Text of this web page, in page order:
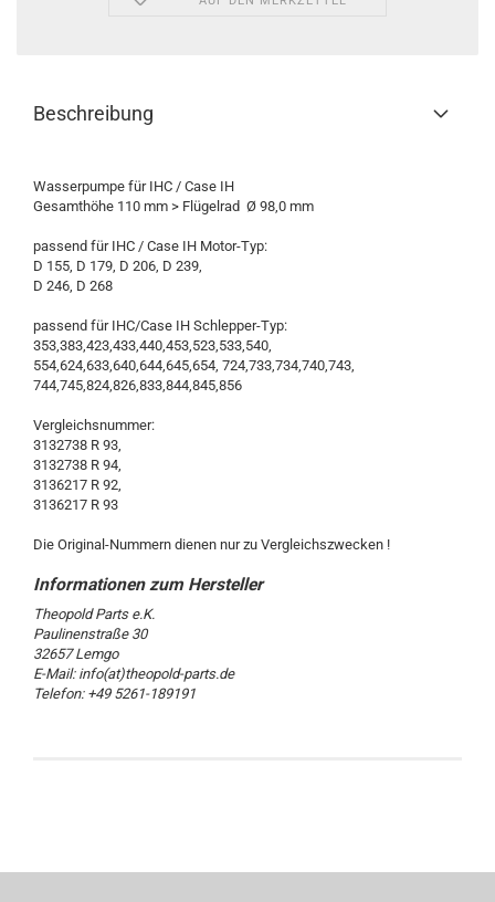
Beschreibung
Wasserpumpe für IHC / Case IH
Gesamthöhe 110 mm > Flügelrad Ø 98,0 mm
passend für IHC / Case IH Motor-Typ:
D 155, D 179, D 206, D 239,
D 246, D 268
passend für IHC/Case IH Schlepper-Typ:
353,383,423,433,440,453,523,533,540,
554,624,633,640,644,645,654, 724,733,734,740,743,
744,745,824,826,833,844,845,856
Vergleichsnummer:
3132738 R 93,
3132738 R 94,
3136217 R 92,
3136217 R 93
Die Original-Nummern dienen nur zu Vergleichszwecken !
Theopold Parts e.K.
Paulinenstraße 30
32657 Lemgo
E-Mail: info(at)theopold-parts.de
Telefon: +49 5261-189191